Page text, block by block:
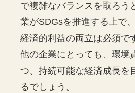
で複雑なバランスを取ろう
業がSDGsを推進する上で
経済的利益の両立は必須で
他の企業にとっても、環境
つ、持続可能な経済成長を
るでしょう。